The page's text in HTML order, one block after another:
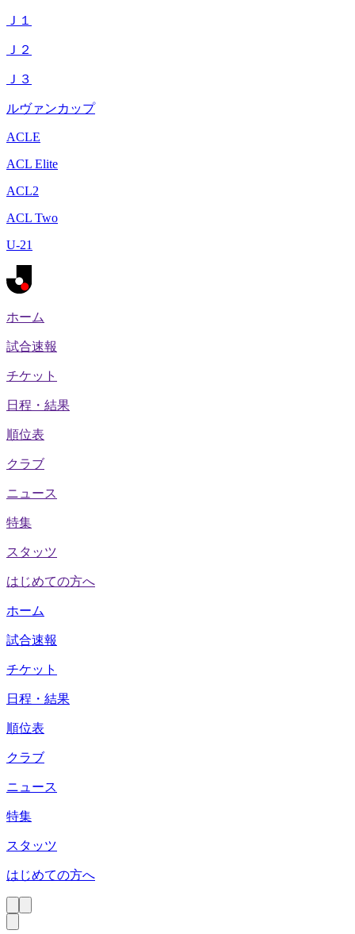
Ｊ１
Ｊ２
Ｊ３
ルヴァンカップ
ACLE
ACL Elite
ACL2
ACL Two
U-21
ホーム
試合速報
チケット
日程・結果
順位表
クラブ
ニュース
特集
スタッツ
はじめての方へ
ホーム
試合速報
チケット
日程・結果
順位表
クラブ
ニュース
特集
スタッツ
はじめての方へ